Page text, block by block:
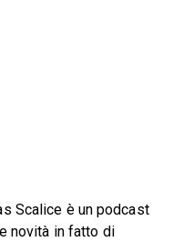
Scalice è un podcast
novità in fatto di